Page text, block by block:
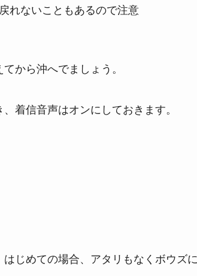
れないこともあるので注意
から沖へでましょう。
着信音声はオンにしておきます。
じめての場合、アタリもなくボウズ